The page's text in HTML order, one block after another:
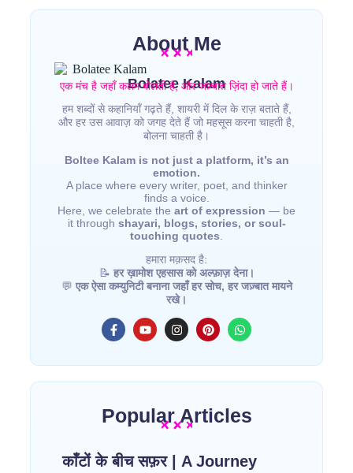
About Me
Bolatee Kalam
एक मंच है जहाँ कलम बोलती है, और जज़्बात ज़िंदा हो जाते हैं।
हम शब्दों से कहानियाँ गढ़ते हैं, शायरी में दिल के राज़ बताते हैं,
और हर उस आवाज़ को जगह देते हैं जो महसूस करना चाहती है,
बोलना चाहती है।
Boltee Kalam is not just a platform, it’s an
emotion.
A place where every writer, poet, and thinker
finds a voice.
Here, we celebrate the art of expression — be
it through shayari, blogs, stories, or soul-
touching quotes.
हमारा मक़सद है:
📝 हर ख़ामोश एहसास को अल्फ़ाज़ देना।
💬 एक ऐसा कम्युनिटी बनाना जहाँ हर सोच, हर जज़्बात मायने
रखे।
Popular Articles
काँटों के बीच सफ़र | A Journey